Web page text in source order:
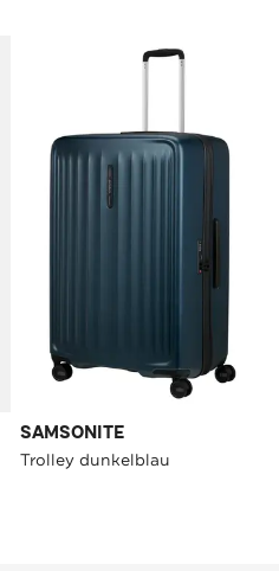
SAMSONITE
Trolley dunkelblau